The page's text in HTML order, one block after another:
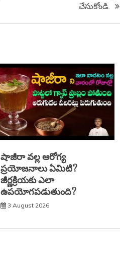
చేసుకోండి.
షాజీరా వల్ల ఆరోగ్య
ప్రయోజనాలు ఏమిటి?
జీర్ణక్రియకు ఎలా
ఉపయోగపడుతుంది?
3 August 2026